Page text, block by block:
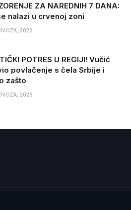
ZA NAREDNIH 7 DANA:
nalazi u crvenoj zoni
2026
POTRES U REGIJI! Vučić
povlačenje s čela Srbije i
zašto
2026